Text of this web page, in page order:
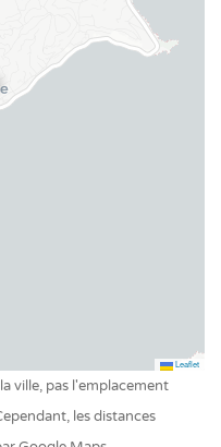
se trouvent en bas de
Leaflet
ville, pas l'emplacement
les distances